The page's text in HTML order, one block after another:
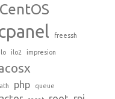
CentOS
freessh
ilo ilo2 impresion
php queue